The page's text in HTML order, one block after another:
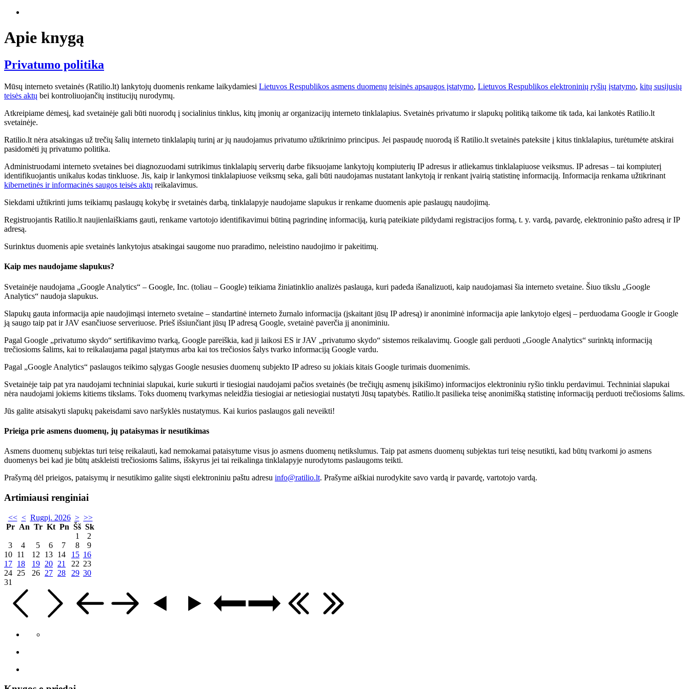
Apie knygą
Privatumo politika
Mūsų interneto svetainės (Ratilio.lt) lankytojų duomenis renkame laikydamiesi Lietuvos Respublikos asmens duomenų teisinės apsaugos įstatymo, Lietuvos Respublikos elektroninių ryšių įstatymo, kitų susijusių
teisės aktų bei kontroliuojančių institucijų nurodymų.
Atkreipiame dėmesį, kad svetainėje gali būti nuorodų į socialinius tinklus, kitų įmonių ar organizacijų interneto tinklalapius. Svetainės privatumo ir slapukų politiką taikome tik tada, kai lankotės Ratilio.lt
svetainėje.
Ratilio.lt nėra atsakingas už trečių šalių interneto tinklalapių turinį ar jų naudojamus privatumo užtikrinimo principus. Jei paspaudę nuorodą iš Ratilio.lt svetainės pateksite į kitus tinklalapius, turėtumėte atskirai
pasidomėti jų privatumo politika.
Administruodami interneto svetaines bei diagnozuodami sutrikimus tinklalapių serverių darbe fiksuojame lankytojų kompiuterių IP adresus ir atliekamus tinklalapiuose veiksmus. IP adresas – tai kompiuterį
identifikuojantis unikalus kodas tinkluose. Jis, kaip ir lankymosi tinklalapiuose veiksmų seka, gali būti naudojamas nustatant lankytoją ir renkant įvairią statistinę informaciją. Informacija renkama užtikrinant
kibernetinės ir informacinės saugos teisės aktų reikalavimus.
Siekdami užtikrinti jums teikiamų paslaugų kokybę ir svetainės darbą, tinklalapyje naudojame slapukus ir renkame duomenis apie paslaugų naudojimą.
Registruojantis Ratilio.lt naujienlaiškiams gauti, renkame vartotojo identifikavimui būtiną pagrindinę informaciją, kurią pateikiate pildydami registracijos formą, t. y. vardą, pavardę, elektroninio pašto adresą ir IP
adresą.
Surinktus duomenis apie svetainės lankytojus atsakingai saugome nuo praradimo, neleistino naudojimo ir pakeitimų.
Kaip mes naudojame slapukus?
Svetainėje naudojama „Google Analytics“ – Google, Inc. (toliau – Google) teikiama žiniatinklio analizės paslauga, kuri padeda išanalizuoti, kaip naudojamasi šia interneto svetaine. Šiuo tikslu „Google
Analytics“ naudoja slapukus.
Slapukų gauta informacija apie naudojimąsi interneto svetaine – standartinė interneto žurnalo informacija (įskaitant jūsų IP adresą) ir anoniminė informacija apie lankytojo elgesį – perduodama Google ir Google
ją saugo taip pat ir JAV esančiuose serveriuose. Prieš išsiunčiant jūsų IP adresą Google, svetainė paverčia jį anoniminiu.
Pagal Google „privatumo skydo“ sertifikavimo tvarką, Google pareiškia, kad ji laikosi ES ir JAV „privatumo skydo“ sistemos reikalavimų. Google gali perduoti „Google Analytics“ surinktą informaciją
trečiosioms šalims, kai to reikalaujama pagal įstatymus arba kai tos trečiosios šalys tvarko informaciją Google vardu.
Pagal „Google Analytics“ paslaugos teikimo sąlygas Google nesusies duomenų subjekto IP adreso su jokiais kitais Google turimais duomenimis.
Svetainėje taip pat yra naudojami techniniai slapukai, kurie sukurti ir tiesiogiai naudojami pačios svetainės (be trečiųjų asmenų įsikišimo) informacijos elektroniniu ryšio tinklu perdavimui. Techniniai slapukai
nėra naudojami jokiems kitiems tikslams. Toks duomenų tvarkymas neleidžia tiesiogiai ar netiesiogiai nustatyti Jūsų tapatybės. Ratilio.lt pasilieka teisę anonimišką statistinę informaciją perduoti trečiosioms šalims.
Jūs galite atsisakyti slapukų pakeisdami savo naršyklės nustatymus. Kai kurios paslaugos gali neveikti!
Prieiga prie asmens duomenų, jų pataisymas ir nesutikimas
Asmens duomenų subjektas turi teisę reikalauti, kad nemokamai pataisytume visus jo asmens duomenų netikslumus. Taip pat asmens duomenų subjektas turi teisę nesutikti, kad būtų tvarkomi jo asmens
duomenys bei kad jie būtų atskleisti trečiosioms šalims, išskyrus jei tai reikalinga tinklalapyje nurodytoms paslaugoms teikti.
Prašymą dėl prieigos, pataisymų ir nesutikimo galite siųsti elektroniniu paštu adresu info@ratilio.lt. Prašyme aiškiai nurodykite savo vardą ir pavardę, vartotojo vardą.
Artimiausi renginiai
<< < Rugpj. 2026 > >>
Pr An Tr Kt Pn Šš Sk
1
2
3
4 5 6 7 8
9
10 11 12 13 14 15 16
17 18 19 20 21 22 23
24 25 26 27 28 29 30
31